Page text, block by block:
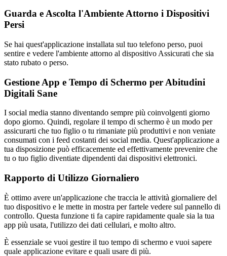
Guarda e Ascolta l'Ambiente Attorno i Dispositivi
Persi
Se hai quest'applicazione installata sul tuo telefono perso, puoi
sentire e vedere l'ambiente attorno al dispositivo Assicurati che sia
stato rubato o perso.
Gestione App e Tempo di Schermo per Abitudini
Digitali Sane
I social media stanno diventando sempre più coinvolgenti giorno
dopo giorno. Quindi, regolare il tempo di schermo è un modo per
assicurarti che tuo figlio o tu rimaniate più produttivi e non veniate
consumati con i feed costanti dei social media. Quest'applicazione a
tua disposizione può efficacemente ed effettivamente prevenire che
tu o tuo figlio diventiate dipendenti dai dispositivi elettronici.
Rapporto di Utilizzo Giornaliero
È ottimo avere un'applicazione che traccia le attività giornaliere del
tuo dispositivo e le mette in mostra per fartele vedere sul pannello di
controllo. Questa funzione ti fa capire rapidamente quale sia la tua
app più usata, l'utilizzo dei dati cellulari, e molto altro.
È essenziale se vuoi gestire il tuo tempo di schermo e vuoi sapere
quale applicazione evitare e quali usare di più.